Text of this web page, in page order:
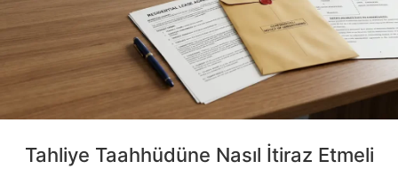
Tahliye Taahhüdüne Nasıl İtiraz Etmeli